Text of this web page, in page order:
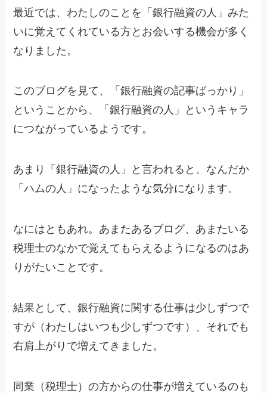
最近では、わたしのことを「銀行融資の人」みた
いに覚えてくれている方とお会いする機会が多く
なりました。
このブログを見て、「銀行融資の記事ばっかり」
ということから、「銀行融資の人」というキャラ
につながっているようです。
あまり「銀行融資の人」と言われると、なんだか
「ハムの人」になったような気分になります。
なにはともあれ。あまたあるブログ、あまたいる
税理士のなかで覚えてもらえるようになるのはあ
りがたいことです。
結果として、銀行融資に関する仕事は少しずつで
すが（わたしはいつも少しずつです）、それでも
右肩上がりで増えてきました。
同業（税理士）の方からの仕事が増えているのも